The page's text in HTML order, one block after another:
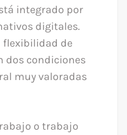
integrado por
digitales.
flexibilidad de
dos condiciones
muy valoradas
o trabajo